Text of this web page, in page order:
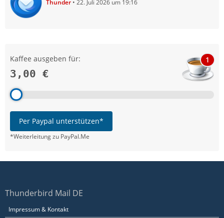
Thunder 22. Juli 2026 um 19:16
Kaffee ausgeben für:
3,00 €
1
Per Paypal unterstützen*
*Weiterleitung zu PayPal.Me
Thunderbird Mail DE
Impressum & Kontakt